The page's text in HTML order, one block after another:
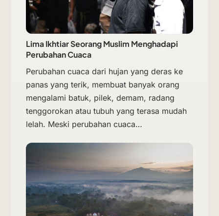
Lima Ikhtiar Seorang Muslim Menghadapi
Perubahan Cuaca
Perubahan cuaca dari hujan yang deras ke
panas yang terik, membuat banyak orang
mengalami batuk, pilek, demam, radang
tenggorokan atau tubuh yang terasa mudah
lelah. Meski perubahan cuaca…